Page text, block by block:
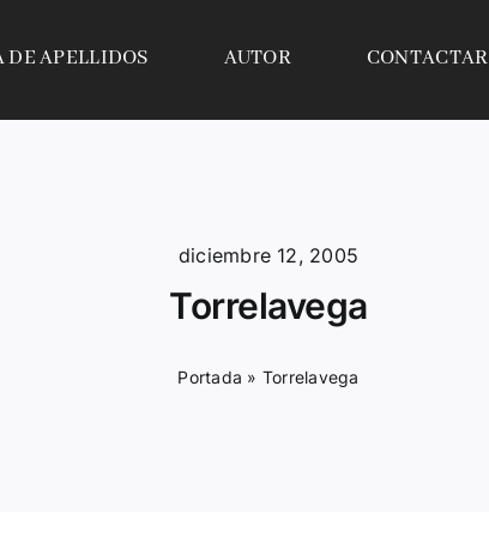
DE APELLIDOS AUTOR CONTACTAR
diciembre 12, 2005
Torrelavega
Portada » Torrelavega